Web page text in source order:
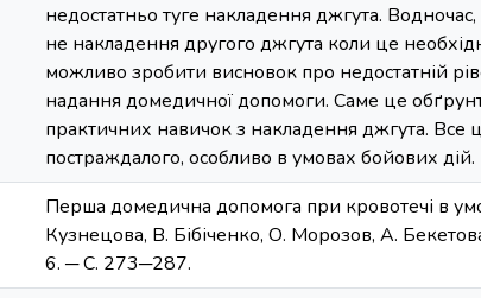
недостатньо туге накладення джгута.
не накладення другого джгута коли це
можливо зробити висновок про недостатній
надання домедичної допомоги. Саме це
практичних навичок з накладення джгута.
постраждалого, особливо в умовах бойових дій.
Перша домедична допомога при кровотечі в
Кузнецова, В. Бібіченко, О. Морозов, А.
6. ─ С. 273─287.